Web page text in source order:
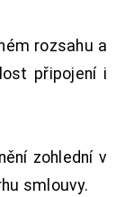
rozsahu a
připojení i
zohlední v
smlouvy.